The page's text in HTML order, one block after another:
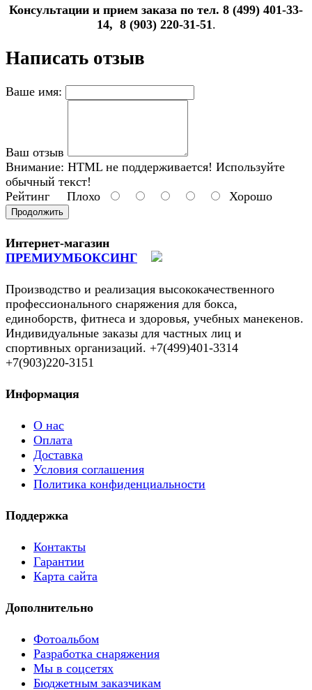
Консультации и прием заказа по тел. 8 (499) 401-33-
14, 8 (903) 220-31-51 .
Написать отзыв
Ваше имя:
Ваш отзыв
Внимание: HTML не поддерживается! Используйте
обычный текст!
Рейтинг Плохо Хорошо
Продолжить
Интернет-магазин
ПРЕМИУМБОКСИНГ
Производство и реализация высококачественного
профессионального снаряжения для бокса,
единоборств, фитнеса и здоровья, учебных манекенов.
Индивидуальные заказы для частных лиц и
спортивных организаций. +7(499)401-3314
+7(903)220-3151
Информация
О нас
Оплата
Доставка
Условия соглашения
Политика конфиденциальности
Поддержка
Контакты
Гарантии
Карта сайта
Дополнительно
Фотоальбом
Разработка снаряжения
Мы в соцсетях
Бюджетным заказчикам